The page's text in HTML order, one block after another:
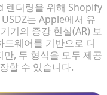
렌더링을 위해 Shopify
는 Apple에서 유
기의 증강 현실(AR) 보
웨어를 기반으로 디
, 두 형식을 모두 제공
할 수 있습니다.